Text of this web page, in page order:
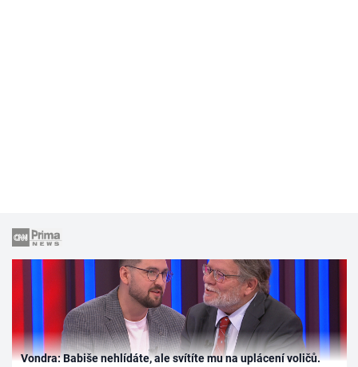
Vondra: Babiše nehlídáte, ale svítíte mu na uplácení voličů.